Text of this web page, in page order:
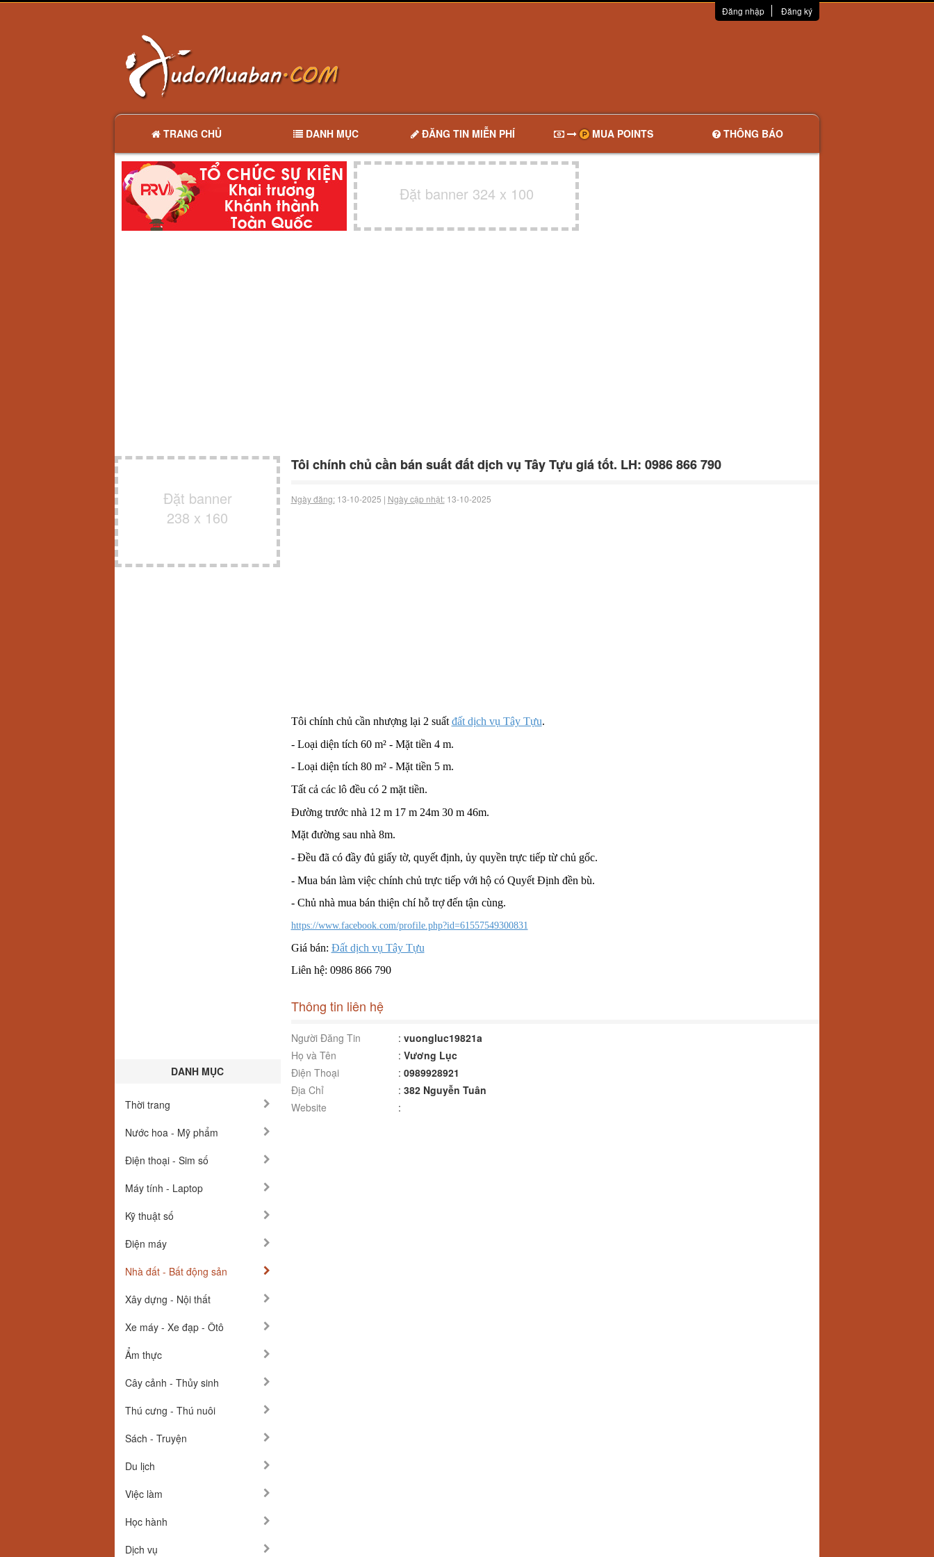
Đăng nhập Đăng ký
TRANG CHỦ DANH MỤC ĐĂNG TIN MIỄN PHÍ MUA POINTS THÔNG BÁO
Đặt banner 324 x 100
Đặt banner
238 x 160
DANH MỤC
Thời trang
Nước hoa - Mỹ phẩm
Điện thoại - Sim số
Máy tính - Laptop
Kỹ thuật số
Điện máy
Nhà đất - Bất động sản
Xây dựng - Nội thất
Xe máy - Xe đạp - Ôtô
Ẩm thực
Cây cảnh - Thủy sinh
Thú cưng - Thú nuôi
Sách - Truyện
Du lịch
Việc làm
Học hành
Dịch vụ
Tôi chính chủ cần bán suất đất dịch vụ Tây Tựu giá tốt. LH: 0986 866 790
Ngày đăng:13-10-2025 | Ngày cập nhật:13-10-2025
Tôi chính chủ cần nhượng lại 2 suất đất dịch vụ Tây Tựu.
- Loại diện tích 60 m² - Mặt tiền 4 m.
- Loại diện tích 80 m² - Mặt tiền 5 m.
Tất cả các lô đều có 2 mặt tiền.
Đường trước nhà 12 m 17 m 24m 30 m 46m.
Mặt đường sau nhà 8m.
- Đều đã có đầy đủ giấy tờ, quyết định, ủy quyền trực tiếp từ chủ gốc.
- Mua bán làm việc chính chủ trực tiếp với hộ có Quyết Định đền bù.
- Chủ nhà mua bán thiện chí hỗ trợ đến tận cùng.
https://www.facebook.com/profile.php?id=61557549300831
Giá bán: Đất dịch vụ Tây Tựu
Liên hệ: 0986 866 790
Thông tin liên hệ
Người Đăng Tin : vuongluc19821a
Họ và Tên
: Vương Lục
Điện Thoại
: 0989928921
Địa Chỉ
: 382 Nguyễn Tuân
Website
: